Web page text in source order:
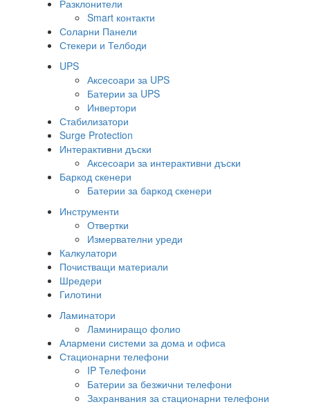
Разклонители
Smart контакти
Соларни Панели
Стекери и Телбоди
UPS
Аксесоари за UPS
Батерии за UPS
Инвертори
Стабилизатори
Surge Protection
Интерактивни дъски
Аксесоари за интерактивни дъски
Баркод скенери
Батерии за баркод скенери
Инструменти
Отвертки
Измервателни уреди
Калкулатори
Почистващи материали
Шредери
Гилотини
Ламинатори
Ламиниращо фолио
Алармени системи за дома и офиса
Стационарни телефони
IP Телефони
Батерии за безжични телефони
Захранвания за стационарни телефони